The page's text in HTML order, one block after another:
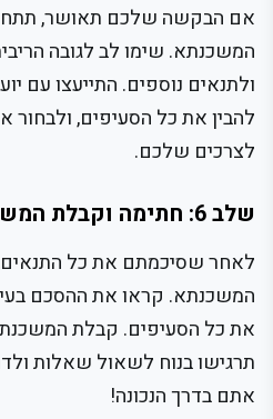
אם הבקשה שלכם תאושר,
המשכנתא. שימו לב לגובה
ולתנאים נוספים. התייעצו עם
להבין את כל הסעיפים,
לצרכים שלכם.
שלב 6: חתימה וקבלת המשכנתא
לאחר שסיכמתם את כל
המשכנתא. קראו את ההסכם
את כל הסעיפים. קבלת
תרגישו בנוח לשאול שאלות
אתם בדרך הנכונה!